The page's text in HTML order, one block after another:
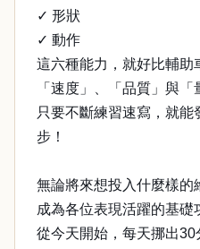
✓ 形狀
✓ 動作
這六種能力，就好比輔助
「速度」、「品質」與「
只要不斷練習速寫，就
步！
無論將來想投入什麼樣的
成為各位表現活躍的基礎
從今天開始，每天挪出30